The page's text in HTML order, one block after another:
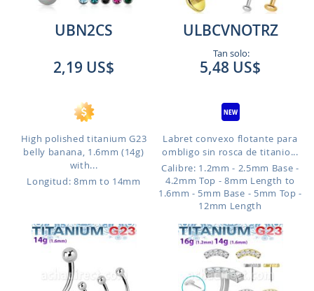
UBN2CS
2,19 US$
High polished titanium G23
belly banana, 1.6mm (14g)
with...
Longitud: 8mm to 14mm
ULBCVNOTRZ
Tan solo:
5,48 US$
Labret convexo flotante para
ombligo sin rosca de titanio...
Calibre: 1.2mm - 2.5mm Base -
4.2mm Top - 8mm Length to
1.6mm - 5mm Base - 5mm Top -
12mm Length